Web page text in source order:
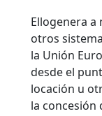
Ellogenera a
otros
la Unión
desde el
locación u
la concesión